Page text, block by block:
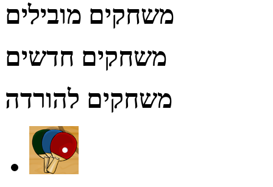
משחקים מובילים
משחקים חדשים
משחקים להורדה